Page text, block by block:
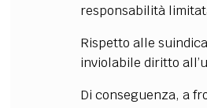
responsabilità
Rispetto alle
inviolabile diritto
Di conseguenza, a